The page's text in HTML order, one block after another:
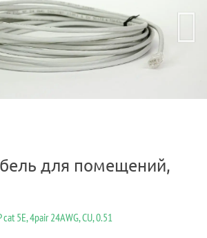
для помещений,
5E, 4pair 24AWG, CU, 0.51